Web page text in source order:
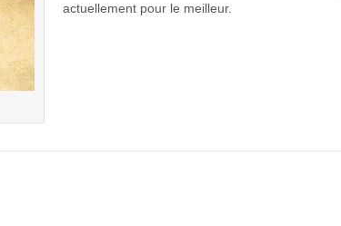
actuellement pour le meilleur.